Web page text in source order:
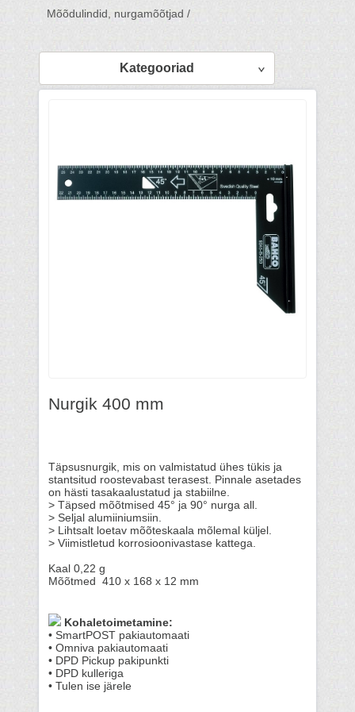
Mõõdulindid, nurgamõõtjad /
Kategooriad
Nurgik 400 mm
Täpsusnurgik, mis on valmistatud ühes tükis ja
stantsitud roostevabast terasest. Pinnale asetades
on hästi tasakaalustatud ja stabiilne.
> Täpsed mõõtmised 45° ja 90° nurga all.
> Seljal alumiiniumsiin.
> Lihtsalt loetav mõõteskaala mõlemal küljel.
> Viimistletud korrosioonivastase kattega.
Kaal 0,22 g
Mõõtmed 410 x 168 x 12 mm
Kohaletoimetamine:
• SmartPOST pakiautomaati
• Omniva pakiautomaati
• DPD Pickup pakipunkti
• DPD kulleriga
• Tulen ise järele